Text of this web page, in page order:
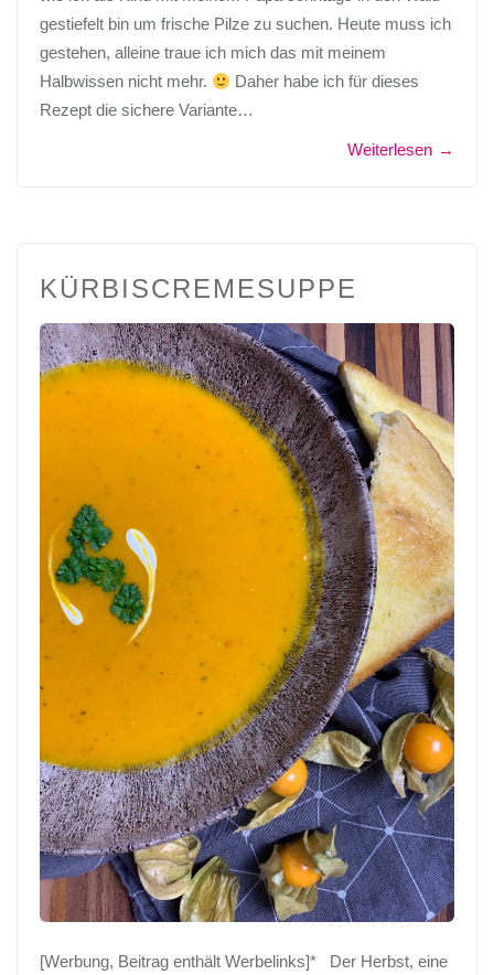
gestiefelt bin um frische Pilze zu suchen. Heute muss ich
gestehen, alleine traue ich mich das mit meinem
Halbwissen nicht mehr.
Daher habe ich für dieses
Rezept die sichere Variante…
Weiterlesen →
KÜRBISCREMESUPPE
[Werbung, Beitrag enthält Werbelinks]* Der Herbst, eine